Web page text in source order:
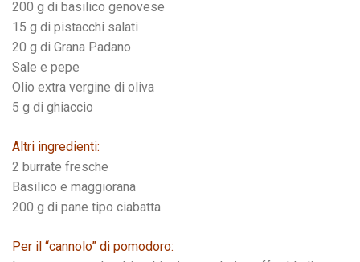
200 g di basilico genovese
15 g di pistacchi salati
20 g di Grana Padano
Sale e pepe
Olio extra vergine di oliva
5 g di ghiaccio
Altri ingredienti:
2 burrate fresche
Basilico e maggiorana
200 g di pane tipo ciabatta
Per il “cannolo” di pomodoro: